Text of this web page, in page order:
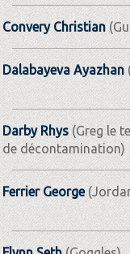
Convery Christian
Dalabayeva Ayazhan
Darby Rhys (Greg le
de décontamination)
Ferrier George